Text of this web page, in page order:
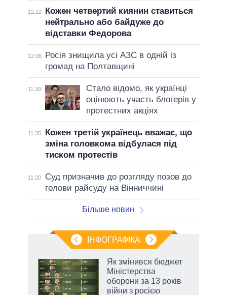
12:12
Кожен четвертий киянин ставиться
нейтрально або байдуже до
відставки Федорова
12:06
Росія знищила усі АЗС в одній із
громад на Полтавщині
11:39
Стало відомо, як українці
оцінюють участь блогерів у
протестних акціях
11:35
Кожен третій українець вважає, що
зміна головкома відбулася під
тиском протестів
11:20
Суд призначив до розгляду позов до
голови райсуду на Вінниччині
Більше новин
ІНФОГРАФІКА
Як змінився бюджет
Міністерства
оборони за 13 років
війни з росією